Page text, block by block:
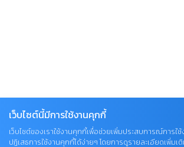
เว็บไซต์นี้มีการใช้งานคุกกี้
เว็บไซต์ของเราใช้งานคุกกี้เพื่อช่วยเพิ่มประสบการณ์การ
ปฏิเสธการใช้งานคุกกี้ได้ง่ายๆ โดยการดูรายละเอียดเพิ่มเ